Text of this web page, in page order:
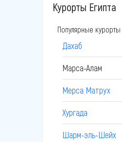
Курорты Египта
Популярные курорты
Дахаб
Марса-Алам
Мерса Матрух
Хургада
Шарм-эль-Шейх